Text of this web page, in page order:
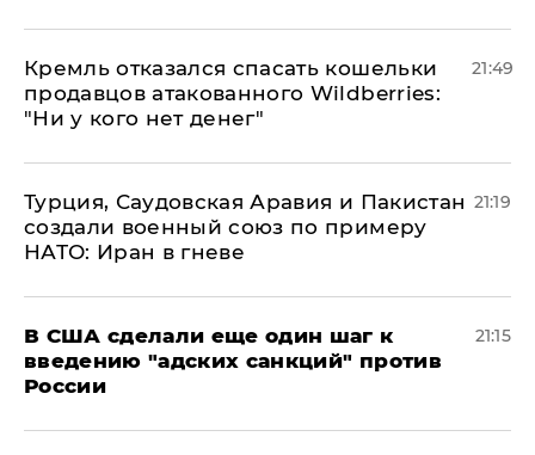
Кремль отказался спасать кошельки
продавцов атакованного Wildberries:
"Ни у кого нет денег"
21:49
Турция, Саудовская Аравия и Пакистан
создали военный союз по примеру
НАТО: Иран в гневе
21:19
В США сделали еще один шаг к
введению "адских санкций" против
России
21:15